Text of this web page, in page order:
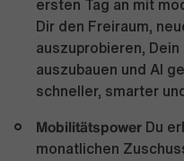
ersten Tag an mit
Dir den Freiraum,
auszuprobieren,
auszubauen und AI
schneller, smarter
Mobilitätspower Du
monatlichen